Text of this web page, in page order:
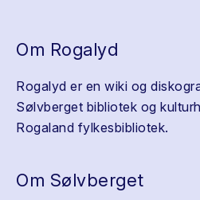
Om Rogalyd
Rogalyd er en wiki og
Sølvberget bibliotek og
Rogaland fylkesbibliotek.
Om Sølvberget